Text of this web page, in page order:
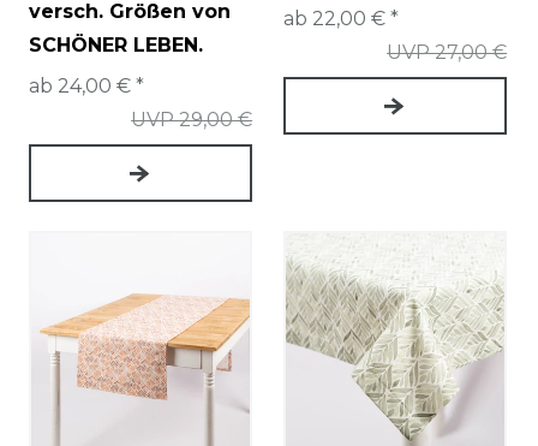
versch. Größen von
SCHÖNER LEBEN.
UVP 29,00 €
ab 24,00 € *
UVP 27,00 €
ab 22,00 € *